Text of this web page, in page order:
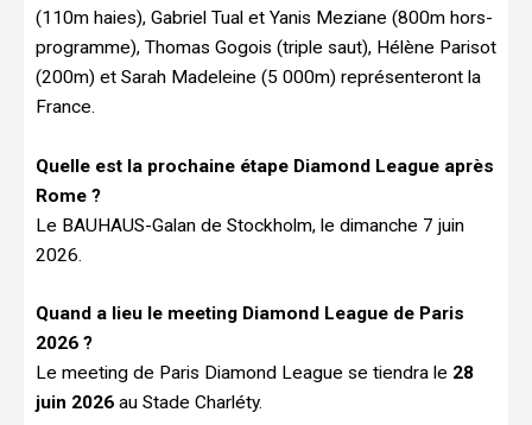
(110m haies), Gabriel Tual et Yanis Meziane (800m hors-
programme), Thomas Gogois (triple saut), Hélène Parisot
(200m) et Sarah Madeleine (5 000m) représenteront la
France.
Quelle est la prochaine étape Diamond League après
Rome ?
Le BAUHAUS-Galan de Stockholm, le dimanche 7 juin
2026.
Quand a lieu le meeting Diamond League de Paris
2026 ?
Le meeting de Paris Diamond League se tiendra le 28
juin 2026 au Stade Charléty.